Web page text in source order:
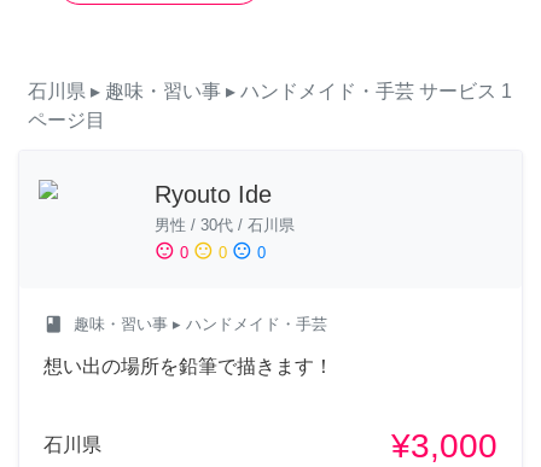
石川県 ▸ 趣味・習い事 ▸ ハンドメイド・手芸 サービス 1
ページ目
Ryouto Ide
男性 / 30代 / 石川県
sentiment_satisfied 0 sentiment_neutral 0 sentiment_dissatisfied 0
class 趣味・習い事 ▸ ハンドメイド・手芸
想い出の場所を鉛筆で描きます！
石川県 ¥3,000